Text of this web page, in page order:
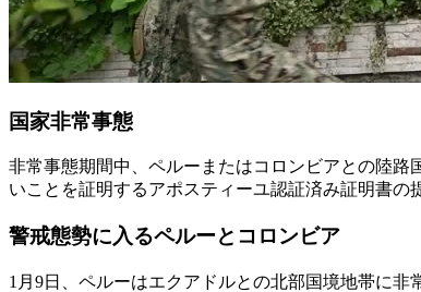
国家非常事態
非常事態期間中、ペルーまたはコロンビアとの陸
いことを証明するアポスティーユ認証済み証明書の
警戒態勢に入るペルーとコロンビア
1月9日、ペルーはエクアドルとの北部国境地帯に